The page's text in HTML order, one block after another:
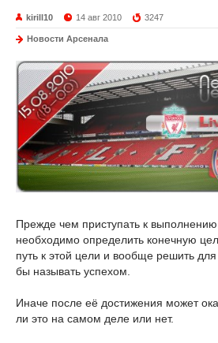
kirill10 14 авг 2010 3247
Новости Арсенала
Прежде чем приступать к
необходимо определить конечную
путь к этой цели и вообще решить
бы называть успехом.
Иначе после её достижения может
ли это на самом деле или нет.